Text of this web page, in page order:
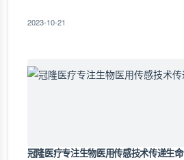
2023-10-21
冠隆医疗专注生物医用传感技术传递生